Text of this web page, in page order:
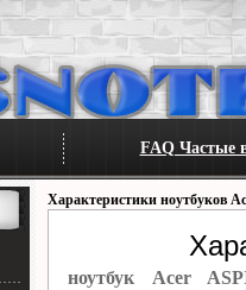
FAQ Частые
Характеристики ноутбуков
ноутбук Acer